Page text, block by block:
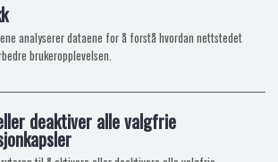
analyserer dataene for å forstå hvordan nettstedet
brukeropplevelsen.
deaktiver alle valgfrie